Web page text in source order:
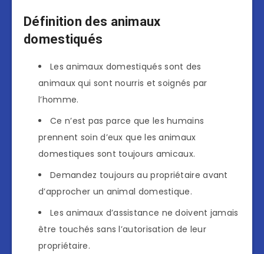
Définition des animaux
domestiqués
Les animaux domestiqués sont des
animaux qui sont nourris et soignés par
l’homme.
Ce n’est pas parce que les humains
prennent soin d’eux que les animaux
domestiques sont toujours amicaux.
Demandez toujours au propriétaire avant
d’approcher un animal domestique.
Les animaux d’assistance ne doivent jamais
être touchés sans l’autorisation de leur
propriétaire.